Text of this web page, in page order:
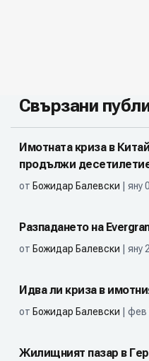
Свързани
Имотната криза в
продължи
от Божидар Балевски | яну
Разпадането на
от Божидар Балевски | яну
Идва ли криза в
от Божидар Балевски |
Жилищният пазар в